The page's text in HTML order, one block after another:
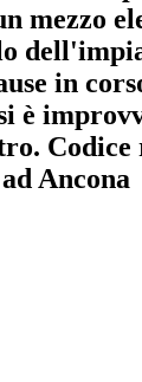
mezzo
in
è
Codice
Ancona